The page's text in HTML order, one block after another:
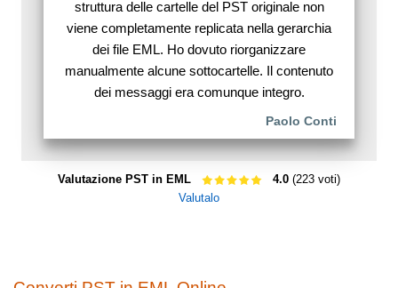
struttura delle cartelle del PST originale non
viene completamente replicata nella gerarchia
dei file EML. Ho dovuto riorganizzare
manualmente alcune sottocartelle. Il contenuto
dei messaggi era comunque integro.
Paolo Conti
Valutazione PST in EML 4.0 (223 voti)
Valutalo